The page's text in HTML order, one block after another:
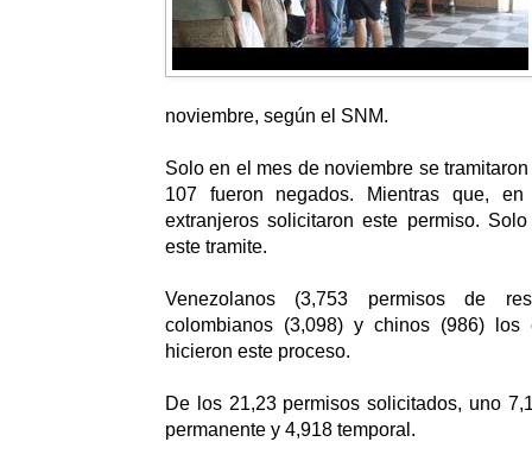
noviembre, según el SNM.
Solo en el mes de noviembre se
107 fueron negados. Mientras que,
extranjeros solicitaron este permiso.
este tramite.
Venezolanos (3,753 permisos de
colombianos (3,098) y chinos (986) los
hicieron este proceso.
De los 21,23 permisos solicitados, uno
permanente y 4,918 temporal.